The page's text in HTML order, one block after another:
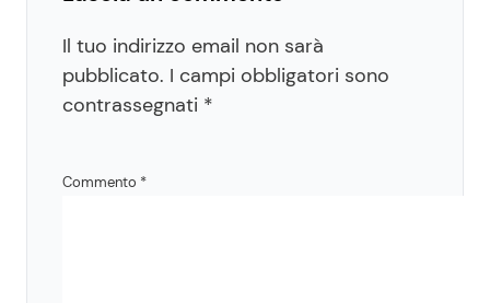
Il tuo indirizzo email non sarà
pubblicato. I campi obbligatori sono
contrassegnati *
Commento *